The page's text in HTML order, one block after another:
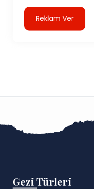
Reklam Ver
Gezi Türleri